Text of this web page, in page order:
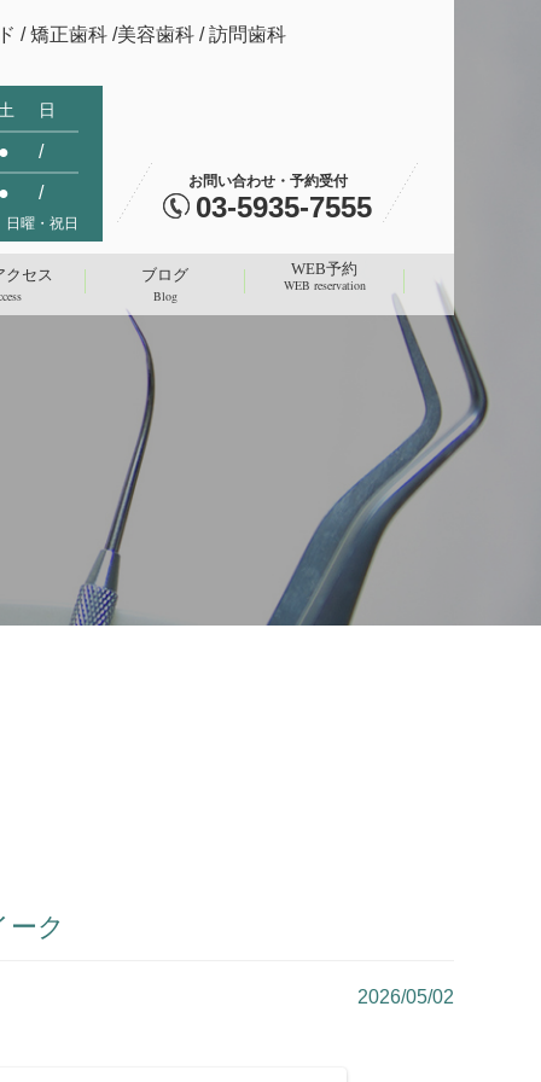
/ 矯正歯科 /美容歯科 / 訪問歯科
お問い合わせ・予約受付
03-5935-7555
日
/
/
曜・祝日
クセス ブログ
Blog
WEB予約
WEB reservation
ク
2026/05/02